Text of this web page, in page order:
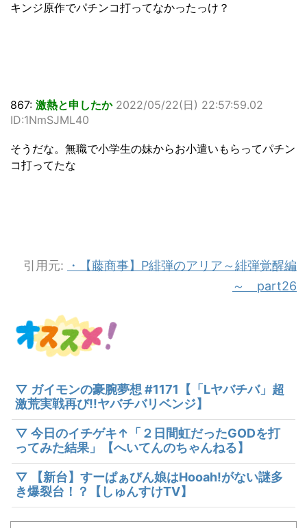
キンジ原作でパチンコ打ってなかったっけ？
867: 激熱と申したか 2022/05/22(日) 22:57:59.02
ID:1NmSJML40
そうだな。無職で小学生の妹からお小遣いもらってパチン
コ打ってたな
引用元:
・【藤商事】P緋弾のアリア～緋弾覚醒編
～ part26
▽ ガイモンの豪腕夢想 #1171【「Lヤバチバ」超
激荒実戦再び!!ヤバチバリベンジ】
▽ 今日のイチゲキ↑「２日間虹だったGODを打
ってみた結果」【へいてんのちゃんねる】
▽ 【新台】すーぱぁびん娘はHooah!がない謎多
き爆裂台！？【しゅんすけTV】